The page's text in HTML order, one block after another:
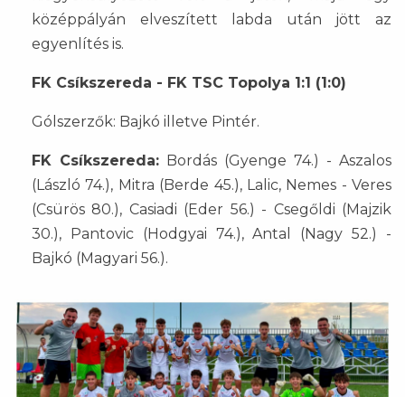
középpályán elveszített labda után jött az
egyenlítés is.
FK Csíkszereda - FK TSC Topolya 1:1 (1:0)
Gólszerzők: Bajkó illetve Pintér.
FK Csíkszereda: Bordás (Gyenge 74.) - Aszalos
(László 74.), Mitra (Berde 45.), Lalic, Nemes - Veres
(Csürös 80.), Casiadi (Eder 56.) - Csegőldi (Majzik
30.), Pantovic (Hodgyai 74.), Antal (Nagy 52.) -
Bajkó (Magyari 56.).